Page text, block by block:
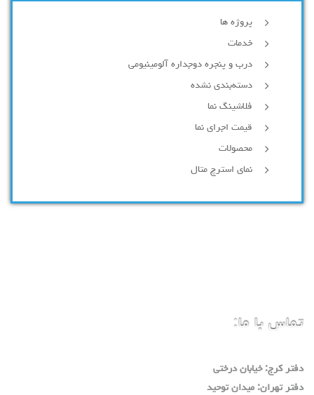
پروژه ها
خدمات
درب و پنجره دوجداره آلومینیومی
دسته‌بندی نشده
فلاشینگ نما
قیمت اجرای نما
محصولات
نمای استرچ متال
تماس با ما:
دفتر كرج: خيابان درختي
دفتر تهران: ميدان توحيد